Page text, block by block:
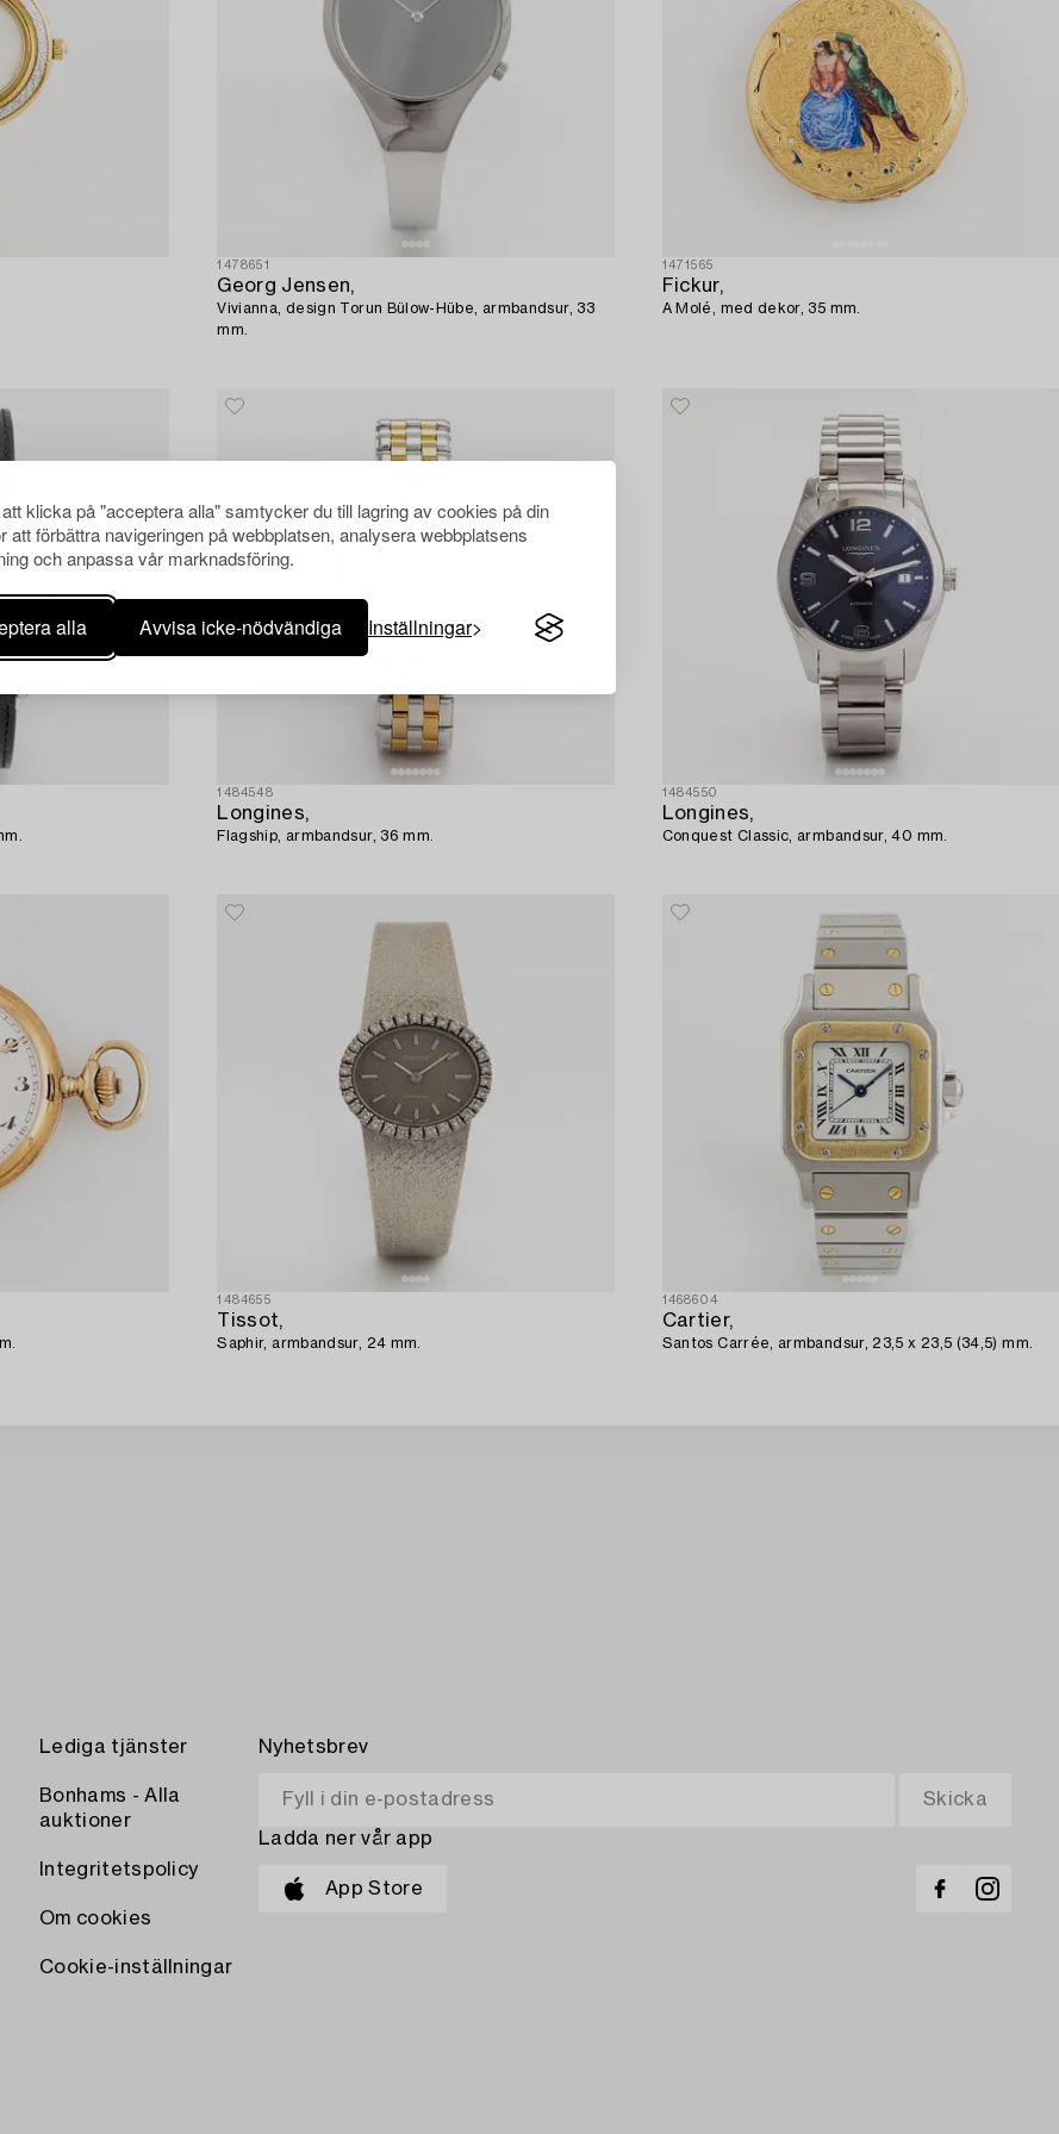
klicka på "acceptera alla" samtycker du till lagring av cookies på din
att förbättra navigeringen på webbplatsen, analysera webbplatsens
och anpassa vår marknadsföring.
alla Avvisa icke-nödvändiga Inställningar
1478651
Georg Jensen,
Vivianna, design Torun Bülow-Hübe, armbandsur, 33
mm.
1471565
Fickur,
A Molé, med dekor, 35 mm.
1484548
Longines,
Flagship, armbandsur, 36 mm.
1484550
Longines,
Conquest Classic, armbandsur, 40 mm.
1484655
Tissot,
Saphir, armbandsur, 24 mm.
1468604
Cartier,
Santos Carrée, armbandsur, 23,5 x 23,5 (34,5) mm.
Lediga tjänster
Bonhams - Alla
auktioner
Integritetspolicy
Om cookies
Cookie-inställningar
Nyhetsbrev
Ladda ner vår app
App Store